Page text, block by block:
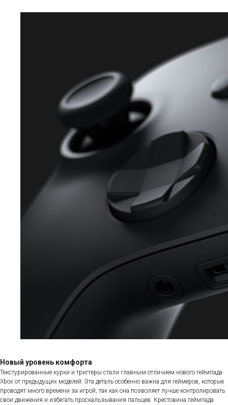
Новый уровень комфорта
Текстурированные курки и триггеры стали главным отличием нового геймпада
Xbox от предыдущих моделей. Эта деталь особенно важна для геймеров, которые
проводят много времени за игрой, так как она позволяет лучше контролировать
свои движения и избегать проскальзывания пальцев. Крестовина геймпада